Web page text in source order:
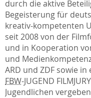
durch die aktive
Begeisterung für
kreativ-kompetenten
seit 2008 von der
und in Kooperation
und
ARD und ZDF sowie
FBW-JUGEND
Jugendlichen